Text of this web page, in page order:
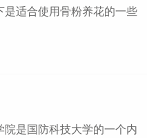
适合使用骨粉养花的一些
是国防科技大学的一个内